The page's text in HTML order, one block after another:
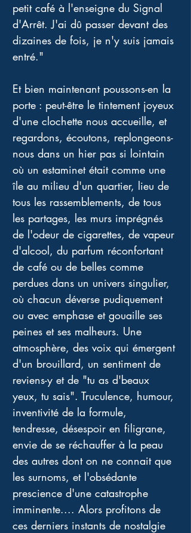
petit café à l'enseigne du Signal
d'Arrêt. J'ai dû passer devant des
dizaines de fois, je n'y suis jamais
entré."
Et bien maintenant poussons-en la
porte : peut-être le tintement joyeux
d'une clochette nous accueille, et
regardons, écoutons, replongeons-
nous dans un hier pas si lointain
où un estaminet était comme une
île au milieu d'un quartier, lieu de
tous les rassemblements, de tous
les partages, les murs imprégnés
de l'odeur de cigarettes, de vapeur
d'alcool, du parfum réconfortant
de café ou de belles comme
perdues dans un univers singulier,
où chacun déverse pudiquement
ou avec emphase et gouaille ses
peines et ses malheurs. Une
atmosphère, des voix qui émergent
d'un brouillard, un sentiment de
reviens-y et de "tu as d'beaux
yeux, tu sais". Truculence, humour,
inventivité de la formule,
tendresse, désespoir en filigrane,
envie de se réchauffer à la peau
des autres dont on ne connait que
les surnoms, et l'obsédante
prescience d'une catastrophe
imminente.... Alors profitons de
ces derniers instants de nostalgie